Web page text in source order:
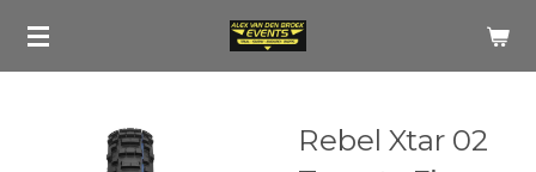
Ga
hoofdinhoud
Rebel Xtar 02